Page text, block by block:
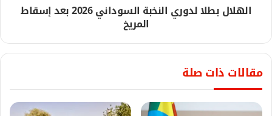
الهلال بطلا لدوري النخبة السوداني 2026 بعد إسقاط
المريخ
مقالات ذات صلة